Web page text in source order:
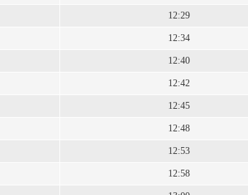
12:29
12:34
12:40
12:42
12:45
12:48
12:53
12:58